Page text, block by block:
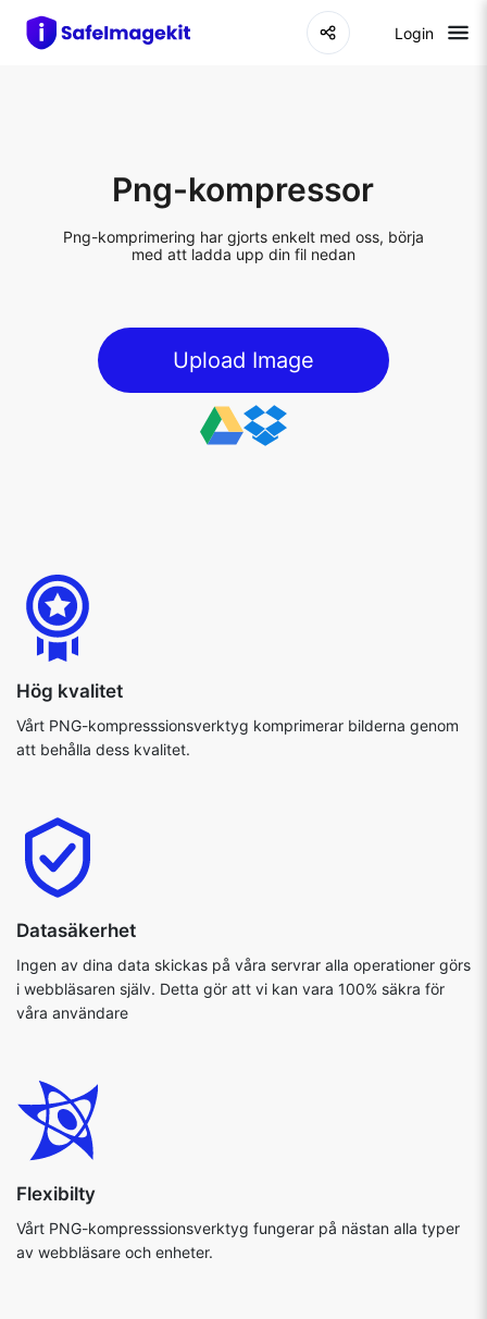
Login
Png-kompressor
Png-komprimering har gjorts enkelt med oss, börja
med att ladda upp din fil nedan
Upload Image
Hög kvalitet
Vårt PNG-kompresssionsverktyg komprimerar bilderna genom
att behålla dess kvalitet.
Datasäkerhet
Ingen av dina data skickas på våra servrar alla operationer görs
i webbläsaren själv. Detta gör att vi kan vara 100% säkra för
våra användare
Flexibilty
Vårt PNG-kompresssionsverktyg fungerar på nästan alla typer
av webbläsare och enheter.